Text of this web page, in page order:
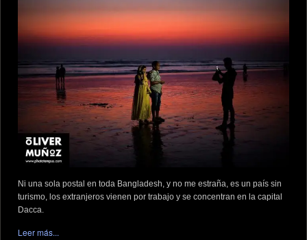
Ni una sola postal en toda Bangladesh, y no me estraña, es un país sin
turismo, los extranjeros vienen por trabajo y se concentran en la capital
Dacca.
Leer más...